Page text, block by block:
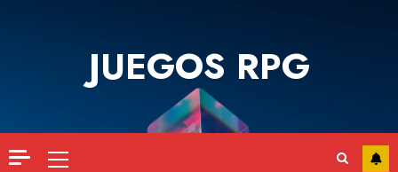
JUEGOS RPG
Menú